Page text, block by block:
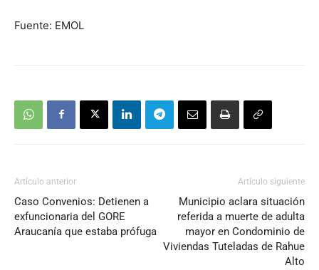
Fuente: EMOL
Artículo anterior
Caso Convenios: Detienen a
exfuncionaria del GORE
Araucanía que estaba prófuga
Artículo siguiente
Municipio aclara situación
referida a muerte de adulta
mayor en Condominio de
Viviendas Tuteladas de Rahue
Alto